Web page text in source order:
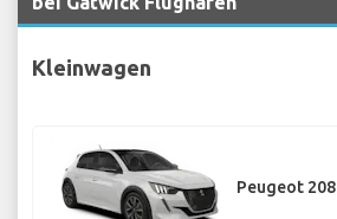
Kleinwagen
Peugeot 208